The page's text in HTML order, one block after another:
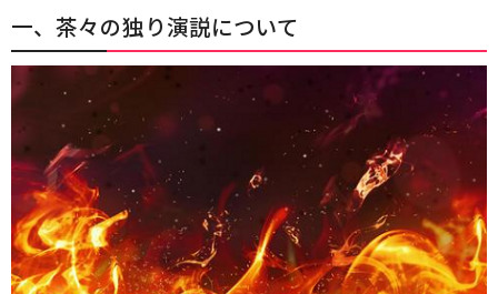
一、茶々の独り演説について